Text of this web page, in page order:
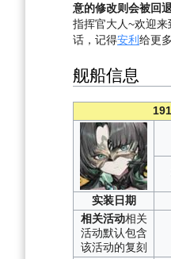
意的修改则会被回
指挥官大人~欢迎来
话，记得安利 给更
舰船信息
实装日期
相关活动相关
活动默认包含
该活动的复刻